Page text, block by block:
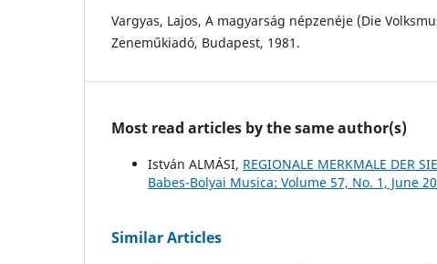
Vargyas, Lajos, A magyarság népzenéje (Die
Zeneműkiadó, Budapest, 1981.
Most read articles by the same author(s)
István ALMÁSI, REGIONALE MERKMALE DER
Babes-Bolyai Musica: Volume 57, No. 1, June
Similar Articles